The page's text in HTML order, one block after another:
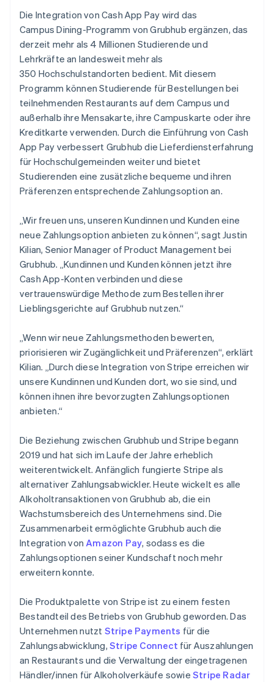
Die Integration von Cash App Pay wird das
Campus Dining-Programm von Grubhub ergänzen, das
derzeit mehr als 4 Millionen Studierende und
Lehrkräfte an landesweit mehr als
350 Hochschulstandorten bedient. Mit diesem
Programm können Studierende für Bestellungen bei
teilnehmenden Restaurants auf dem Campus und
außerhalb ihre Mensakarte, ihre Campuskarte oder ihre
Kreditkarte verwenden. Durch die Einführung von Cash
App Pay verbessert Grubhub die Lieferdiensterfahrung
für Hochschulgemeinden weiter und bietet
Studierenden eine zusätzliche bequeme und ihren
Präferenzen entsprechende Zahlungsoption an.
„Wir freuen uns, unseren Kundinnen und Kunden eine
neue Zahlungsoption anbieten zu können“, sagt Justin
Kilian, Senior Manager of Product Management bei
Grubhub. „Kundinnen und Kunden können jetzt ihre
Cash App-Konten verbinden und diese
vertrauenswürdige Methode zum Bestellen ihrer
Lieblingsgerichte auf Grubhub nutzen.“
„Wenn wir neue Zahlungsmethoden bewerten,
priorisieren wir Zugänglichkeit und Präferenzen“, erklärt
Kilian. „Durch diese Integration von Stripe erreichen wir
unsere Kundinnen und Kunden dort, wo sie sind, und
können ihnen ihre bevorzugten Zahlungsoptionen
anbieten.“
Die Beziehung zwischen Grubhub und Stripe begann
2019 und hat sich im Laufe der Jahre erheblich
weiterentwickelt. Anfänglich fungierte Stripe als
alternativer Zahlungsabwickler. Heute wickelt es alle
Alkoholtransaktionen von Grubhub ab, die ein
Wachstumsbereich des Unternehmens sind. Die
Zusammenarbeit ermöglichte Grubhub auch die
Integration von Amazon Pay, sodass es die
Zahlungsoptionen seiner Kundschaft noch mehr
erweitern konnte.
Die Produktpalette von Stripe ist zu einem festen
Bestandteil des Betriebs von Grubhub geworden. Das
Unternehmen nutzt Stripe Payments für die
Zahlungsabwicklung, Stripe Connect für Auszahlungen
an Restaurants und die Verwaltung der eingetragenen
Händler/innen für Alkoholverkäufe sowie Stripe Radar